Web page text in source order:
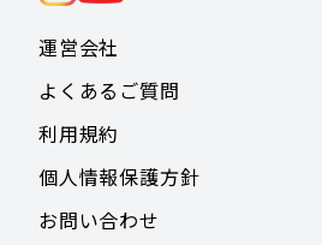
運営会社
よくあるご質問
利用規約
個人情報保護方針
お問い合わせ